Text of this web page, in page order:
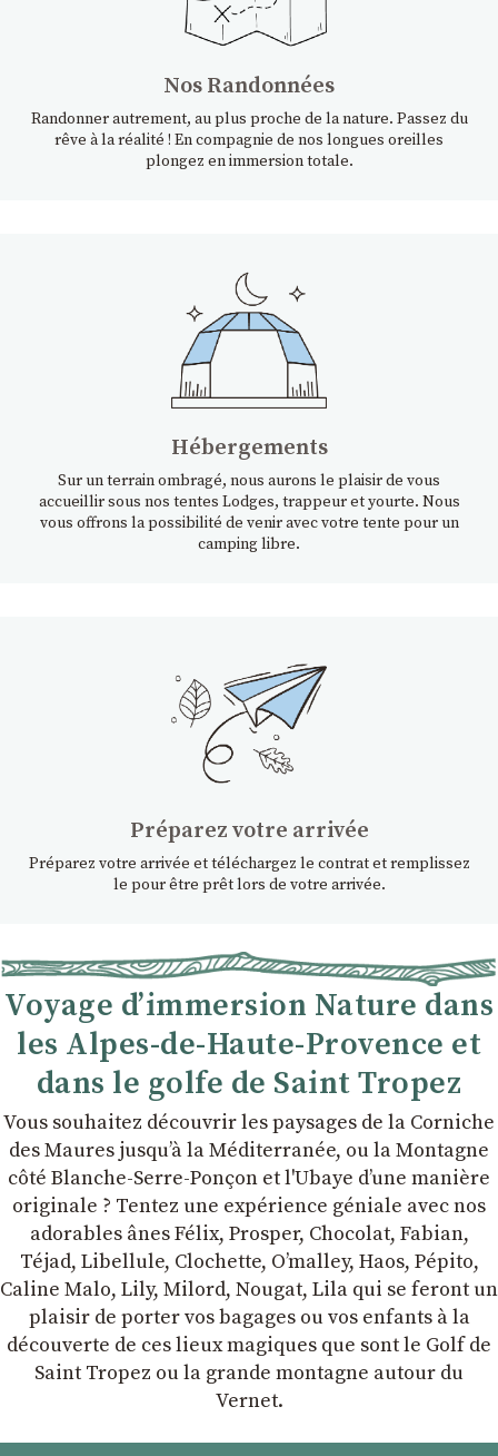
Nos Randonnées
Randonner autrement, au plus proche de la nature. Passez du
rêve à la réalité ! En compagnie de nos longues oreilles
plongez en immersion totale.
Hébergements
Sur un terrain ombragé, nous aurons le plaisir de vous
accueillir sous nos tentes Lodges, trappeur et yourte. Nous
vous offrons la possibilité de venir avec votre tente pour un
camping libre.
Préparez votre arrivée
Préparez votre arrivée et téléchargez le contrat et remplissez
le pour être prêt lors de votre arrivée.
Voyage d’immersion Nature dans
les Alpes-de-Haute-Provence et
dans le golfe de Saint Tropez
Vous souhaitez découvrir les paysages de la Corniche
des Maures jusqu’à la Méditerranée, ou la Montagne
côté Blanche-Serre-Ponçon et l'Ubaye dʼune manière
originale ? Tentez une expérience géniale avec nos
adorables ânes Félix, Prosper, Chocolat, Fabian,
Téjad, Libellule, Clochette, Oʼmalley, Haos, Pépito,
Caline Malo, Lily, Milord, Nougat, Lila qui se feront un
plaisir de porter vos bagages ou vos enfants à la
découverte de ces lieux magiques que sont le Golf de
Saint Tropez ou la grande montagne autour du
Vernet.